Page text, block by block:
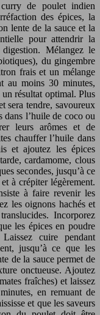
de poulet indien
des épices, la
lente de la sauce et la
pour attendrir la
Mélangez le
du gingembre
frais et un mélange
au moins 30 minutes,
résultat optimal. Plus
sera tendre, savoureux
dans l’huile de coco ou
leurs arômes et de
chauffer l’huile dans
et ajoutez les épices
cardamome, clous
secondes, jusqu’à ce
à crépiter légèrement.
à faire revenir les
les oignons hachés et
Incorporez
les épices en poudre
cuire pendant
jusqu’à ce que les
de la sauce permet de
onctueuse. Ajoutez
fraîches) et laissez
en remuant de
et que les saveurs